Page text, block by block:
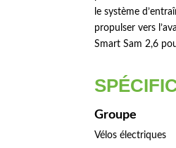
le système
propulser vers
Smart Sam 2,6
Groupe
Vélos électriques